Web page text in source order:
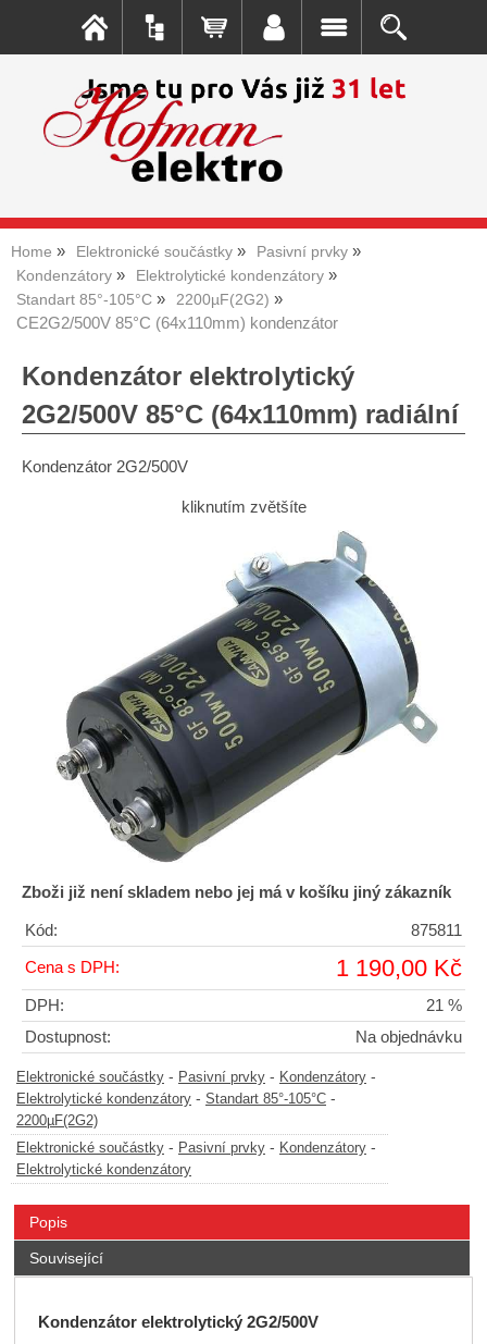
Home Elektronické součástky
Pasivní prvky
Kondenzátory
Elektrolytické kondenzátory
Standart 85°-105°C
2200µF(2G2)
CE2G2/500V 85°C (64x110mm) kondenzátor
Kondenzátor elektrolytický
2G2/500V 85°C (64x110mm) radiální
Kondenzátor 2G2/500V
kliknutím zvětšíte
Zboži již není skladem nebo jej má v košíku jiný zákazník
Kód: 875811
Cena s DPH: 1 190,00 Kč
DPH:
21 %
Dostupnost:
Na objednávku
Elektronické součástky - Pasivní prvky - Kondenzátory -
Elektrolytické kondenzátory - Standart 85°-105°C -
2200µF(2G2)
Elektronické součástky - Pasivní prvky - Kondenzátory -
Elektrolytické kondenzátory
Popis
Související
Kondenzátor elektrolytický 2G2/500V